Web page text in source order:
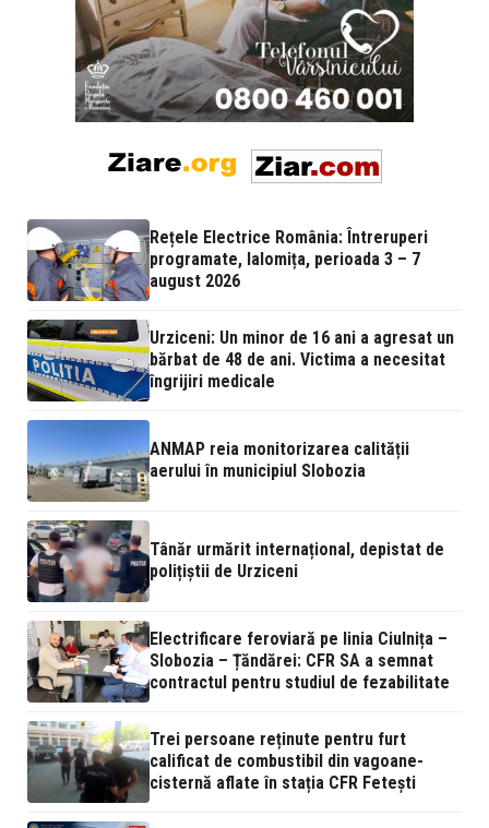
Rețele Electrice România: Întreruperi
programate, Ialomița, perioada 3 – 7
august 2026
Urziceni: Un minor de 16 ani a agresat un
bărbat de 48 de ani. Victima a necesitat
îngrijiri medicale
ANMAP reia monitorizarea calității
aerului în municipiul Slobozia
Tânăr urmărit internațional, depistat de
polițiștii de Urziceni
Electrificare feroviară pe linia Ciulnița –
Slobozia – Țăndărei: CFR SA a semnat
contractul pentru studiul de fezabilitate
Trei persoane reținute pentru furt
calificat de combustibil din vagoane-
cisternă aflate în stația CFR Fetești